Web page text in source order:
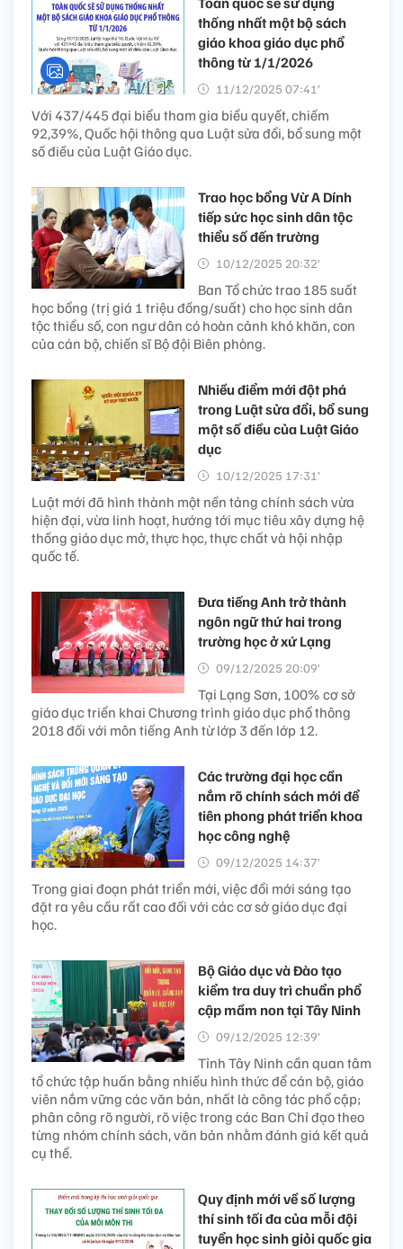
thống nhất một bộ sách
giáo khoa giáo dục phổ
thông từ 1/1/2026
11/12/2025 07:41’
Với 437/445 đại biểu tham gia biểu quyết, chiếm
92,39%, Quốc hội thông qua Luật sửa đổi, bổ sung một
số điều của Luật Giáo dục.
Trao học bổng Vừ A Dính
tiếp sức học sinh dân tộc
thiểu số đến trường
10/12/2025 20:32’
Ban Tổ chức trao 185 suất
học bổng (trị giá 1 triệu đồng/suất) cho học sinh dân
tộc thiểu số, con ngư dân có hoàn cảnh khó khăn, con
của cán bộ, chiến sĩ Bộ đội Biên phòng.
Nhiều điểm mới đột phá
trong Luật sửa đổi, bổ sung
một số điều của Luật Giáo
dục
10/12/2025 17:31’
Luật mới đã hình thành một nền tảng chính sách vừa
hiện đại, vừa linh hoạt, hướng tới mục tiêu xây dựng hệ
thống giáo dục mở, thực học, thực chất và hội nhập
quốc tế.
Đưa tiếng Anh trở thành
ngôn ngữ thứ hai trong
trường học ở xứ Lạng
09/12/2025 20:09’
Tại Lạng Sơn, 100% cơ sở
giáo dục triển khai Chương trình giáo dục phổ thông
2018 đối với môn tiếng Anh từ lớp 3 đến lớp 12.
Các trường đại học cần
nắm rõ chính sách mới để
tiên phong phát triển khoa
học công nghệ
09/12/2025 14:37’
Trong giai đoạn phát triển mới, việc đổi mới sáng tạo
đặt ra yêu cầu rất cao đối với các cơ sở giáo dục đại
học.
Bộ Giáo dục và Đào tạo
kiểm tra duy trì chuẩn phổ
cập mầm non tại Tây Ninh​
09/12/2025 12:39’
Tỉnh Tây Ninh cần quan tâm
tổ chức tập huấn bằng nhiều hình thức để cán bộ, giáo
viên nắm vững các văn bản, nhất là công tác phổ cập;
phân công rõ người, rõ việc trong các Ban Chỉ đạo theo
từng nhóm chính sách, văn bản nhằm đánh giá kết quả
cụ thể.
Quy định mới về số lượng
thí sinh tối đa của mỗi đội
tuyển học sinh giỏi quốc gia